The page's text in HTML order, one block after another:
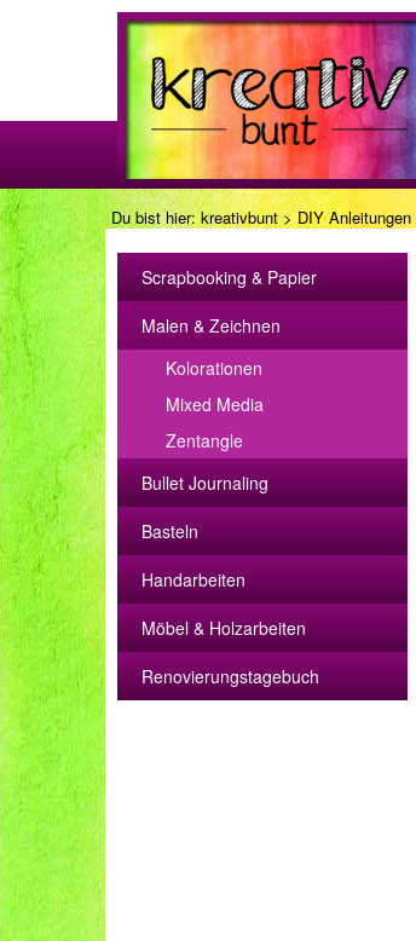
Du bist hier: kreativbunt > DIY Anleitungen
Scrapbooking & Papier
Malen & Zeichnen
Kolorationen
Mixed Media
Zentangle
Bullet Journaling
Basteln
Handarbeiten
Möbel & Holzarbeiten
Renovierungstagebuch